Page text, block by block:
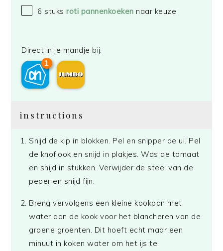
6 stuksroti pannenkoeken naar keuze
Direct in je mandje bij:
1
instructions
Snijd de kip in blokken. Pel en snipper de ui. Pel
de knoflook en snijd in plakjes. Was de tomaat
en snijd in stukken. Verwijder de steel van de
peper en snijd fijn.
Breng vervolgens een kleine kookpan met
water aan de kook voor het blancheren van de
groene groenten. Dit hoeft echt maar een
minuut in koken water om het ijs te